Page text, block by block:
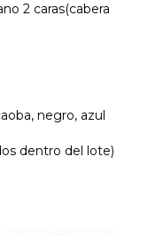
2 caras(cabera
negro, azul
dentro del lote)